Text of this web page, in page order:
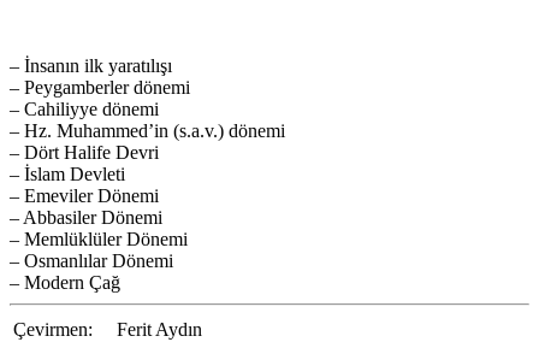
– İnsanın ilk yaratılışı
– Peygamberler dönemi
– Cahiliyye dönemi
– Hz. Muhammed’in (s.a.v.) dönemi
– Dört Halife Devri
– İslam Devleti
– Emeviler Dönemi
– Abbasiler Dönemi
– Memlüklüler Dönemi
– Osmanlılar Dönemi
– Modern Çağ
Çevirmen:
Ferit Aydın